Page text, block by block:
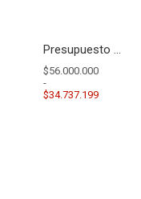
Presupuesto - Ingresos
$56.000.000
-
$34.737.199